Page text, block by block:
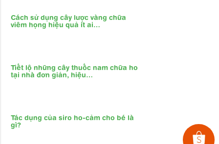
Cách sử dụng cây lược vàng chữa
viêm họng hiệu quả ít ai…
Tiết lộ những cây thuốc nam chữa ho
tại nhà đơn giản, hiệu…
Tác dụng của siro ho-cảm cho bé là
gì?